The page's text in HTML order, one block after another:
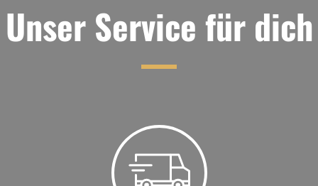
Unser Service für dich